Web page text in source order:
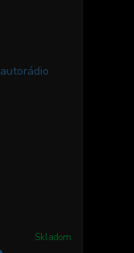
Skladom